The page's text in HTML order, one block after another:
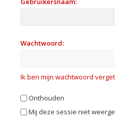
Wachtwoord:
Ik ben mijn wachtwoord
Onthouden
Mij deze sessie niet